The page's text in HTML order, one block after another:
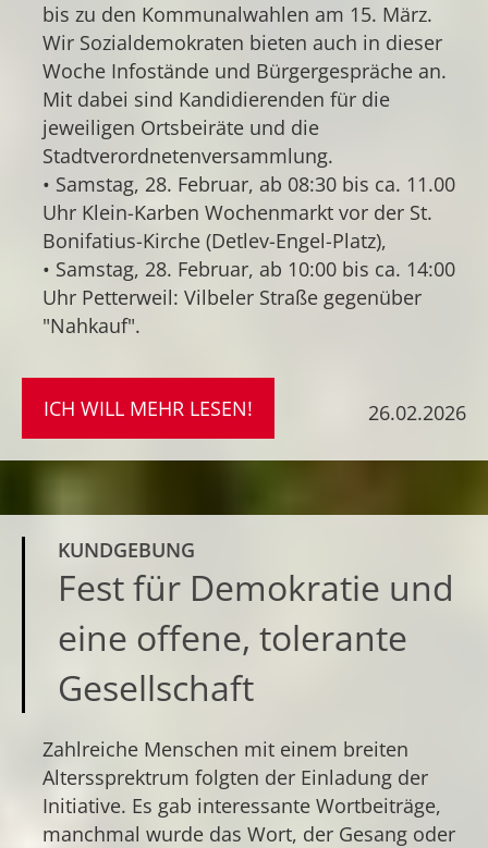
bis zu den Kommunalwahlen am 15. März.
Wir Sozialdemokraten bieten auch in dieser
Woche Infostände und Bürgergespräche an.
Mit dabei sind Kandidierenden für die
jeweiligen Ortsbeiräte und die
Stadtverordnetenversammlung.
• Samstag, 28. Februar, ab 08:30 bis ca. 11.00
Uhr Klein-Karben Wochenmarkt vor der St.
Bonifatius-Kirche (Detlev-Engel-Platz),
• Samstag, 28. Februar, ab 10:00 bis ca. 14:00
Uhr Petterweil: Vilbeler Straße gegenüber
"Nahkauf".
26.02.2026
ICH WILL MEHR LESEN!
KUNDGEBUNG
Fest für Demokratie und
eine offene, tolerante
Gesellschaft
Zahlreiche Menschen mit einem breiten
Alterssprektrum folgten der Einladung der
Initiative. Es gab interessante Wortbeiträge,
manchmal wurde das Wort, der Gesang oder